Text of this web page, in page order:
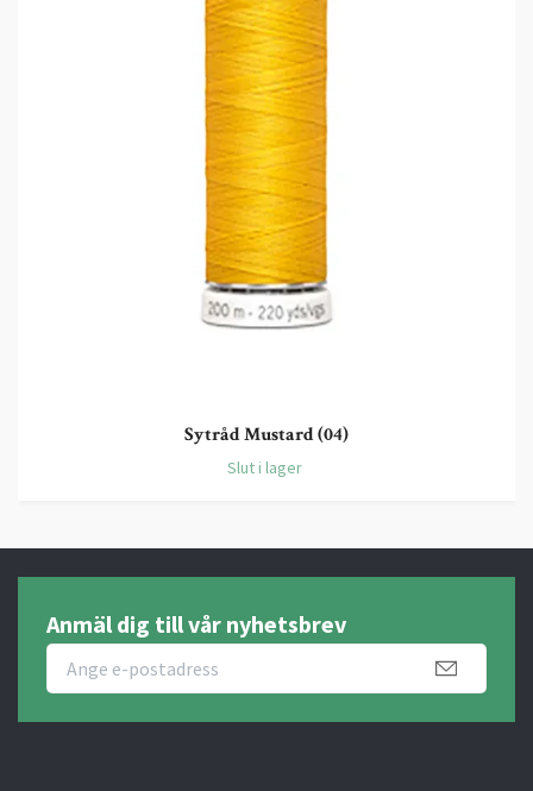
Sytråd Mustard (04)
Slut i lager
Anmäl dig till vår nyhetsbrev